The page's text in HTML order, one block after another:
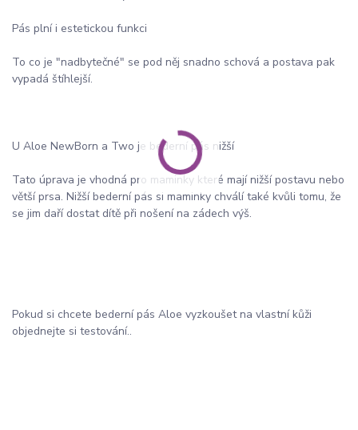
Pás plní i estetickou funkci
To co je "nadbytečné" se pod něj snadno schová a postava pak
vypadá štíhlejší.
U Aloe NewBorn a Two je bederní pás nižší
Tato úprava je vhodná pro maminky které mají nižší postavu nebo
větší prsa. Nižší bederní pás si maminky chválí také kvůli tomu, že
se jim daří dostat dítě při nošení na zádech výš.
Pokud si chcete bederní pás Aloe vyzkoušet na vlastní kůži
objednejte si testování..